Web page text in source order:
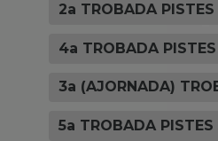
2a TROBADA
4a TROBADA
3a (AJORNADA)
5a TROBADA